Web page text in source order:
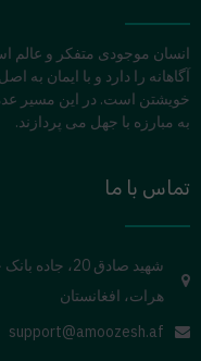
انسان موجودی متفکر و عالم
آگاهانه را دارد و با ایمان
خویشتن است. در این مسیر عده
به مبارزه با جهل می پردازند.
تماس با ما
شهید صادق 20، جاده بانک خون
هرات، افغانستان
support@amoozesh.af